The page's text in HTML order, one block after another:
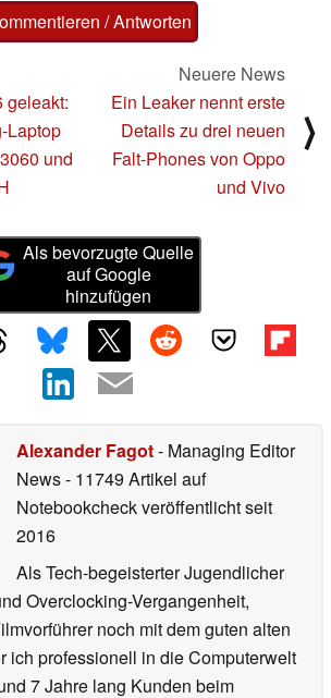
/ Antworten
geleakt:
Laptop
und
Neuere News
Ein Leaker nennt erste
Details zu drei neuen
Falt-Phones von Oppo
und Vivo
⟩
Als bevorzugte Quelle
auf Google
hinzufügen
Alexander Fagot- Managing Editor
News- 11749 Artikel auf
Notebookcheck veröffentlichtseit
2016
Als Tech-begeisterter Jugendlicher
Overclocking-Vergangenheit,
noch mit dem guten alten
ich professionell in die Computerwelt
7 Jahre lang Kunden beim